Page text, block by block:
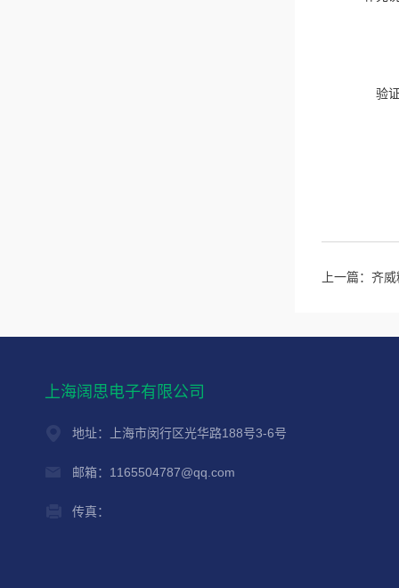
验
上一篇： 齐威
上海阔思电子有限公司
地址：上海市闵行区光华路188号3-6号
邮箱：1165504787@qq.com
传真：